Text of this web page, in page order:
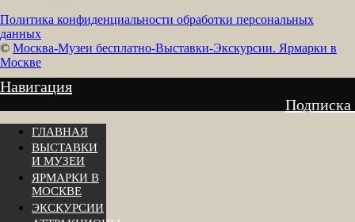
Политика конфиденциальности обработки персональных
данных
© Москва-Музеи бесплатно-Выставки-Экскурсии. Ярмарки в
Москве
Навигация
Подписка
ГЛАВНАЯ
ВЫСТАВКИ
И МУЗЕИ
ЯРМАРКИ В
МОСКВЕ
ЭКСКУРСИИ